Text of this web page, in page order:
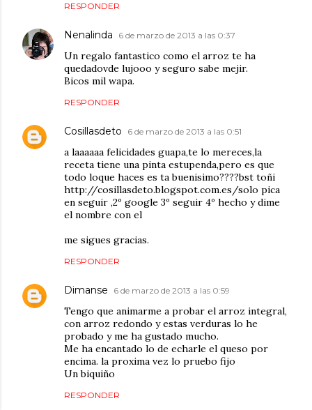
RESPONDER
Nenalinda 6 de marzo de 2013 a las 0:37
Un regalo fantastico como el arroz te ha
quedadovde lujooo y seguro sabe mejir.
Bicos mil wapa.
RESPONDER
Cosillasdeto 6 de marzo de 2013 a las 0:51
a laaaaaa felicidades guapa,te lo mereces,la
receta tiene una pinta estupenda,pero es que
todo loque haces es ta buenisimo????bst toñi
http://cosillasdeto.blogspot.com.es/solo pica
en seguir ,2º google 3º seguir 4º hecho y dime
el nombre con el
me sigues gracias.
RESPONDER
Dimanse 6 de marzo de 2013 a las 0:59
Tengo que animarme a probar el arroz integral,
con arroz redondo y estas verduras lo he
probado y me ha gustado mucho.
Me ha encantado lo de echarle el queso por
encima. la proxima vez lo pruebo fijo
Un biquiño
RESPONDER